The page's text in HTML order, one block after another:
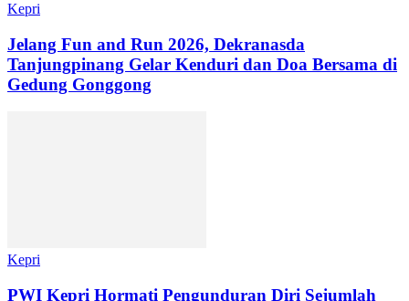
Kepri
Jelang Fun and Run 2026, Dekranasda
Tanjungpinang Gelar Kenduri dan Doa Bersama di
Gedung Gonggong
Kepri
PWI Kepri Hormati Pengunduran Diri Sejumlah